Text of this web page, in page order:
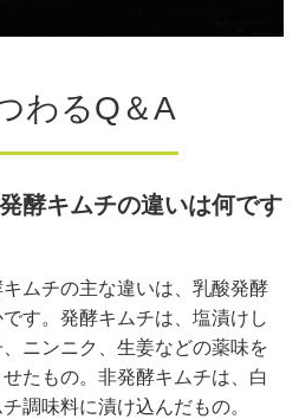
わるQ＆A
酵キムチの違いは何です
ムチの主な違いは、乳酸発酵
す。発酵キムチは、塩漬けし
ニンニク、生姜などの薬味を
たもの。非発酵キムチは、白
調味料に漬け込んだもの。